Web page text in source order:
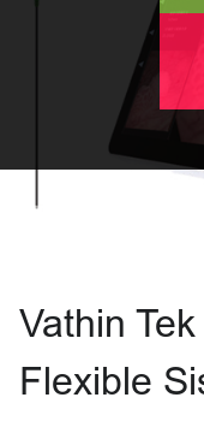
Vathin Tek
Flexible